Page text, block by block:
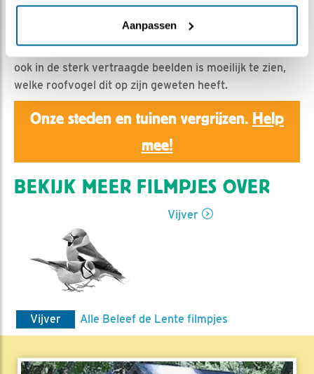
Aanpassen
Ed Hoogkamer | Geplaatst op 8 juni 2021, 16:56 |
Bewaar dit filmpje |
Een badende merel wordt gepakt door een roofvogel,
ook in de sterk vertraagde beelden is moeilijk te zien,
welke roofvogel dit op zijn geweten heeft.
Onze steden en tuinen vergrijzen. Help
mee!
BEKIJK MEER FILMPJES OVER
Vijver
Vijver Alle Beleef de Lente filmpjes